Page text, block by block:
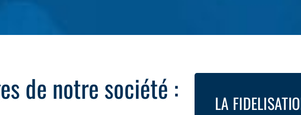
de notre société : LA